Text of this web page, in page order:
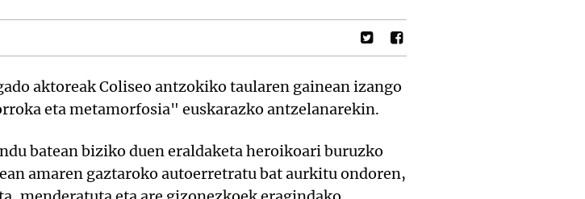
aktoreak Coliseo antzokiko taularen gainean izango
eta metamorfosia" euskarazko antzelanarekin.
batean biziko duen eraldaketa heroikoari buruzko
amaren gaztaroko autoerretratu bat aurkitu ondoren,